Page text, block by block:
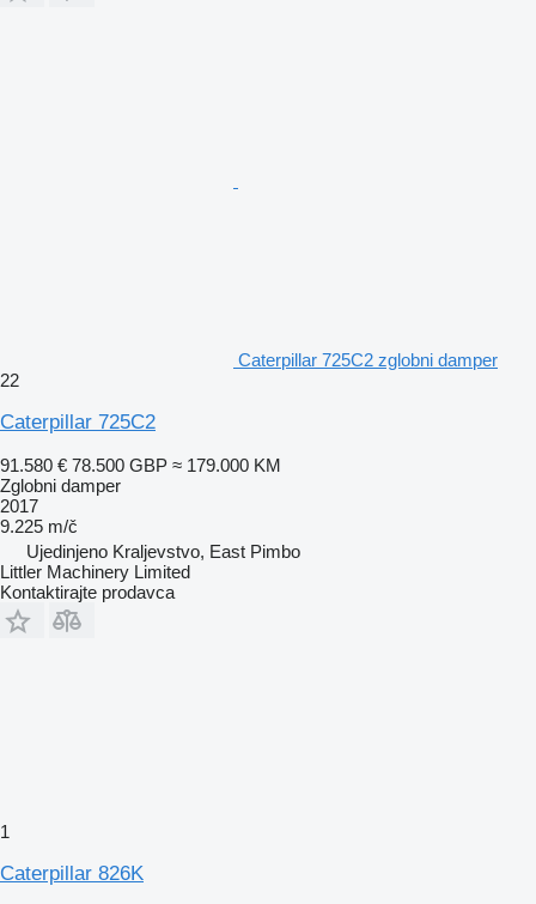
Caterpillar 725C2 zglobni damper
22
Caterpillar 725C2
91.580 € 78.500 GBP ≈ 179.000 KM
Zglobni damper
2017
9.225 m/č
Ujedinjeno Kraljevstvo, East Pimbo
Littler Machinery Limited
Kontaktirajte prodavca
1
Caterpillar 826K